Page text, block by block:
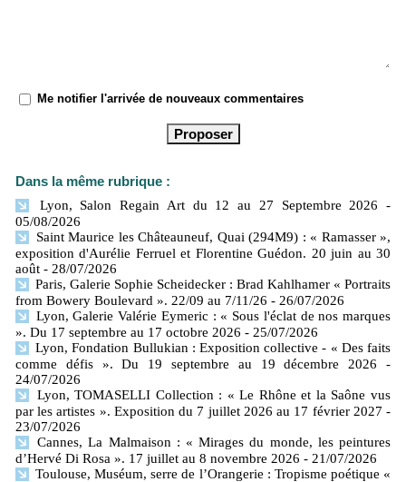
Me notifier l'arrivée de nouveaux commentaires
Dans la même rubrique :
Lyon, Salon Regain Art du 12 au 27 Septembre 2026
-
05/08/2026
Saint Maurice les Châteauneuf, Quai (294M9) : « Ramasser »,
exposition d'Aurélie Ferruel et Florentine Guédon. 20 juin au 30
août - 28/07/2026
Paris, Galerie Sophie Scheidecker : Brad Kahlhamer « Portraits
from Bowery Boulevard ». 22/09 au 7/11/26 - 26/07/2026
Lyon, Galerie Valérie Eymeric : « Sous l'éclat de nos marques
». Du 17 septembre au 17 octobre 2026 - 25/07/2026
Lyon, Fondation Bullukian : Exposition collective - « Des faits
comme défis ». Du 19 septembre au 19 décembre 2026
-
24/07/2026
Lyon, TOMASELLI Collection : « Le Rhône et la Saône vus
par les artistes ». Exposition du 7 juillet 2026 au 17 février 2027 -
23/07/2026
Cannes, La Malmaison : « Mirages du monde, les peintures
d’Hervé Di Rosa ». 17 juillet au 8 novembre 2026 - 21/07/2026
Toulouse, Muséum, serre de l’Orangerie : Tropisme poétique «